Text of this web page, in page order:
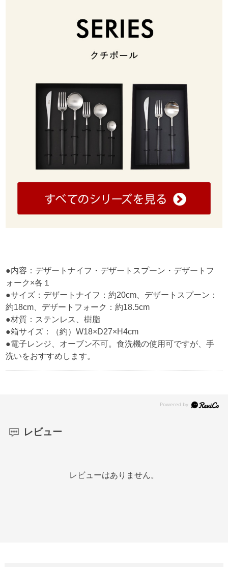
●内容：デザートナイフ・デザートスプーン・デザートフ
ォーク×各１
●サイズ：デザートナイフ：約20cm、デザートスプーン：
約18cm、デザートフォーク：約18.5cm
●材質：ステンレス、樹脂
●箱サイズ：（約）W18×D27×H4cm
●電子レンジ、オーブン不可。食洗機の使用可ですが、手
洗いをおすすめします。
レビュー
レビューはありません。